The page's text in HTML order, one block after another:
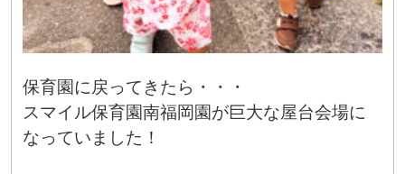
保育園に戻ってきたら・・・
スマイル保育園南福岡園が巨大な屋台会場に
なっていました！